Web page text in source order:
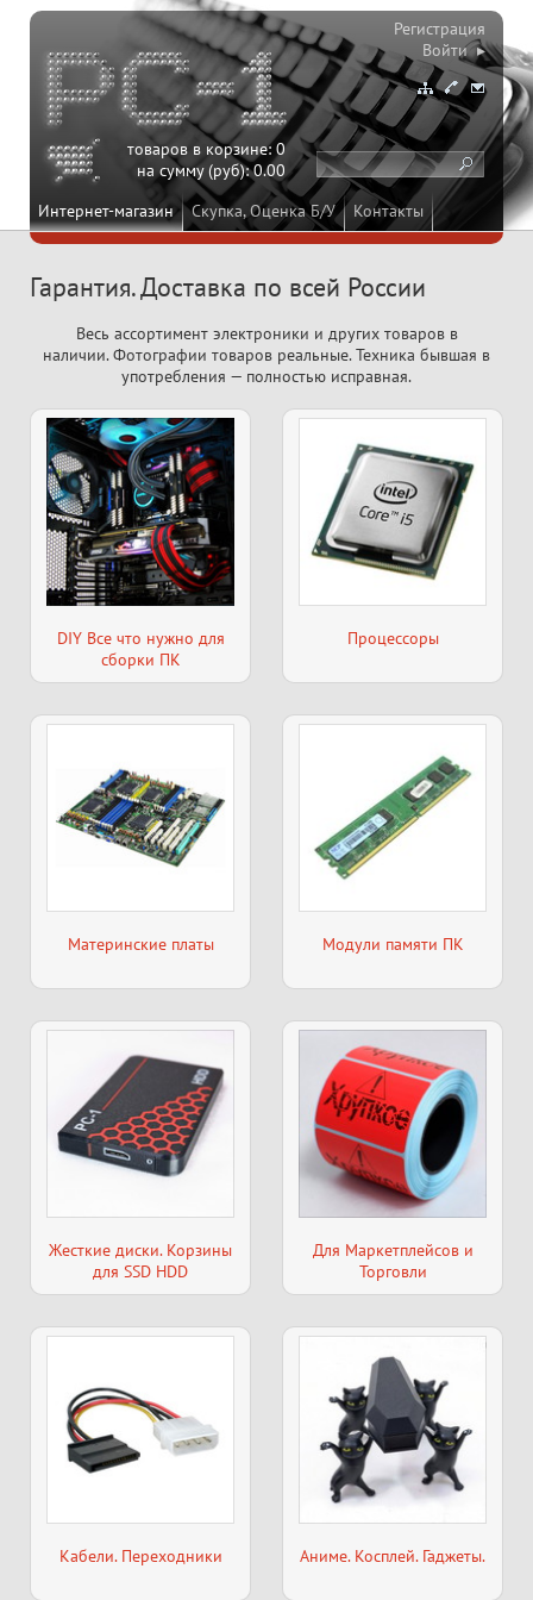
Интернет-магазин Скупка, Оценка Б/У Контакты
товаров в корзине:0
на сумму (руб):0.00
Регистрация
Войти ▸
Гарантия. Доставка по всей России
Весь ассортимент электроники и других товаров в
наличии. Фотографии товаров реальные. Техника бывшая в
употребления — полностью исправная.
DIY Все что нужно для
сборки ПК
Процессоры
Материнские платы Модули памяти ПК
Жесткие диски. Корзины
для SSD HDD
Для Маркетплейсов и
Торговли
Кабели. Переходники Аниме. Косплей. Гаджеты.